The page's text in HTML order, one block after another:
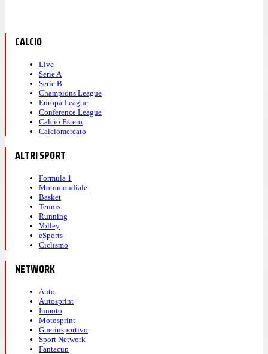
CALCIO
Live
Serie A
Serie B
Champions League
Europa League
Conference League
Calcio Estero
Calciomercato
ALTRI SPORT
Formula 1
Motomondiale
Basket
Tennis
Running
Volley
eSports
Ciclismo
NETWORK
Auto
Autosprint
Inmoto
Motosprint
Guerinsportivo
Sport Network
Fantacup